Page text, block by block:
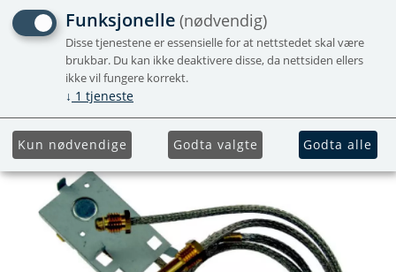
TERMOBRYTER MED
LEDNING S3002K
Funksjonelle (nødvendig)
Disse tjenestene er essensielle for at nettstedet skal være
brukbar. Du kan ikke deaktivere disse, da nettsiden ellers
ikke vil fungere korrekt.
↓ 1 tjeneste
Kun nødvendige Godta valgte Godta alle